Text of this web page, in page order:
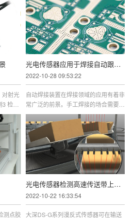
对射光
检测
片颗粒
5 在炉出口检出玻璃板6 电子零 ...
光电传感器应用于焊接自动跟踪系统
2022-10-28 09:53:22
自动焊接装置在焊接领域的应用有着非
常广泛的前景。手工焊接的场合需要依
靠操作人员的眼和手配合来完成跟踪焊
锋，进而催生了对焊接自动跟踪 ...
测点胶
光电传感器检测高速传送带上的包装
2022-10-22 16:33:54
大深DS-G系列漫反式传感器可在输送